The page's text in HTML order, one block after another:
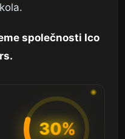
společnosti Ico
30%